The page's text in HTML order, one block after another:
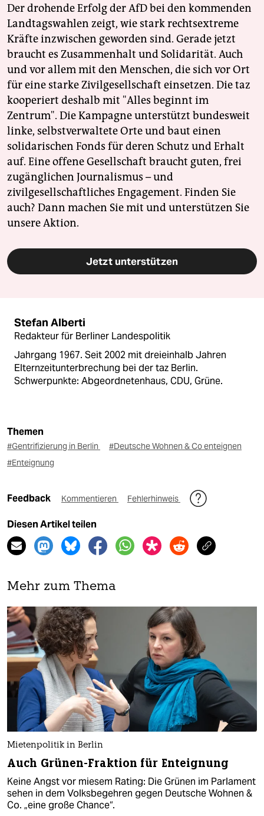
Der drohende Erfolg der AfD bei den kommenden
Landtagswahlen zeigt, wie stark rechtsextreme
Kräfte inzwischen geworden sind. Gerade jetzt
braucht es Zusammenhalt und Solidarität. Auch
und vor allem mit den Menschen, die sich vor Ort
für eine starke Zivilgesellschaft einsetzen. Die taz
kooperiert deshalb mit "Alles beginnt im
Zentrum". Die Kampagne unterstützt bundesweit
linke, selbstverwaltete Orte und baut einen
solidarischen Fonds für deren Schutz und Erhalt
auf. Eine offene Gesellschaft braucht guten, frei
zugänglichen Journalismus – und
zivilgesellschaftliches Engagement. Finden Sie
auch? Dann machen Sie mit und unterstützen Sie
unsere Aktion.
Jetzt unterstützen
Stefan Alberti
Redakteur für Berliner Landespolitik
Jahrgang 1967. Seit 2002 mit dreieinhalb Jahren
Elternzeitunterbrechung bei der taz Berlin.
Schwerpunkte: Abgeordnetenhaus, CDU, Grüne.
Themen
#Gentrifizierung in Berlin
#Deutsche Wohnen & Co enteignen
#Enteignung
Feedback Kommentieren Fehlerhinweis
Diesen Artikel teilen
Mehr zum Thema
Mietenpolitik in Berlin
Auch Grünen-Fraktion für Enteignung
Keine Angst vor miesem Rating: Die Grünen im Parlament
sehen in dem Volksbegehren gegen Deutsche Wohnen &
Co. „eine große Chance“.